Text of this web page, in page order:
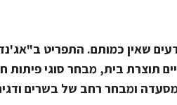
שאין כמותם. התפריט
טריים תוצרת בית, מבחר סוגי
ומבחר רחב של בשרים